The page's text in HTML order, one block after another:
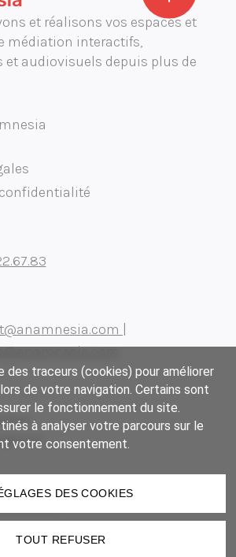
interactive
/ virtuelle
et réalisons vos espaces et
médiation interactifs,
audiovisuels depuis plus de
|
des traceurs (cookies) pour améliorer
de votre navigation. Certains sont
le fonctionnement du site.
à analyser votre parcours sur le
votre consentement.
DES COOKIES
TOUT REFUSER